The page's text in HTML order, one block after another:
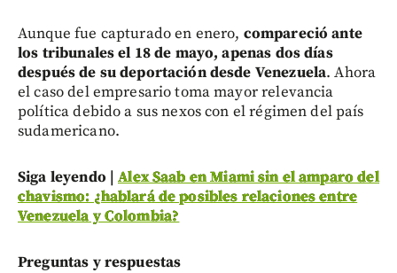
Aunque fue capturado en enero, compareció ante
los tribunales el 18 de mayo, apenas dos días
después de su deportación desde Venezuela. Ahora
el caso del empresario toma mayor relevancia
política debido a sus nexos con el régimen del país
sudamericano.
Siga leyendo |Alex Saab en Miami sin el amparo del
chavismo: ¿hablará de posibles relaciones entre
Venezuela y Colombia?
Preguntas y respuestas